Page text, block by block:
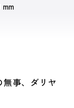
事、ダリヤ